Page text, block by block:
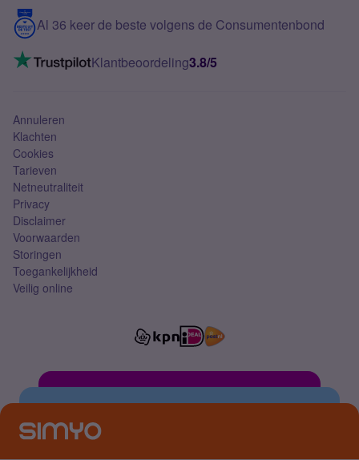
5G internet
Mobiel internet
Mobiel abonnement
Contact
VoLTE 4G bellen
Al 36 keer de beste volgens de Consumentenbond
Klantbeoordeling3.8/5
Annuleren
Klachten
Cookies
Tarieven
Netneutraliteit
Privacy
Disclaimer
Voorwaarden
Storingen
Toegankelijkheid
Veilig online